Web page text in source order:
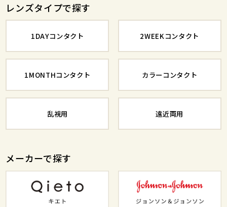
レンズタイプで探す
1DAYコンタクト 2WEEKコンタクト
1MONTHコンタクト カラーコンタクト
乱視用 遠近両用
メーカーで探す